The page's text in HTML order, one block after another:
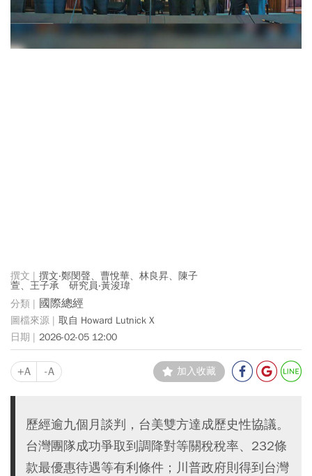
撰文‧鄭閔聲、曹悅華、林良昇、陳子
萱、王子承 研究員‧黃浚瑋
國際總經
取自 Howard Lutnick X
2026-02-05 12:00
+A -A 加入收藏
歷經逾九個月談判，台美雙方達成歷史性協議。
台灣團隊成功爭取到調降對等關稅稅率、232條
款最優惠待遇等有利條件；川普政府則得到台灣